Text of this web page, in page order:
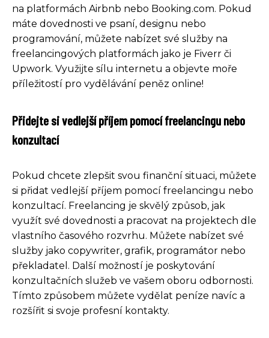
na platformách Airbnb nebo Booking.com. Pokud
máte dovednosti ve psaní, designu nebo
programování, můžete nabízet své služby na
freelancingových platformách jako je Fiverr či
Upwork. Využijte sílu internetu a objevte moře
příležitostí pro vydělávání peněz online!
Přidejte si vedlejší příjem pomocí freelancingu nebo
konzultací
Pokud chcete zlepšit svou finanční situaci, můžete
si přidat vedlejší příjem pomocí freelancingu nebo
konzultací. Freelancing je skvělý způsob, jak
využít své dovednosti a pracovat na projektech dle
vlastního časového rozvrhu. Můžete nabízet své
služby jako copywriter, grafik, programátor nebo
překladatel. Další možností je poskytování
konzultačních služeb ve vašem oboru odbornosti.
Tímto způsobem můžete vydělat peníze navíc a
rozšířit si svoje profesní kontakty.